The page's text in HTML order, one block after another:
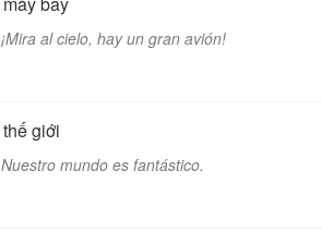
¡Mira al cielo, hay un gran avión!
thế giới
Nuestro mundo es fantástico.